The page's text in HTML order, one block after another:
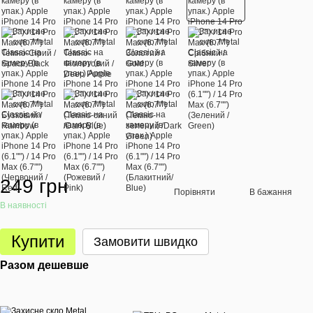
249 грн
В наявності
Порівняти В бажання
Купити Замовити швидко
Разом дешевше